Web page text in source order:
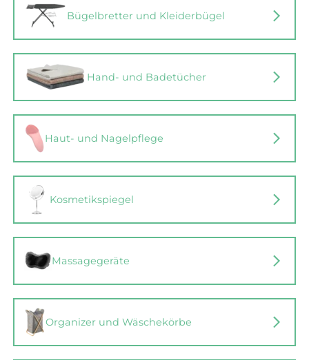
Bügelbretter und Kleiderbügel
Hand- und Badetücher
Haut- und Nagelpflege
Kosmetikspiegel
Massagegeräte
Organizer und Wäschekörbe